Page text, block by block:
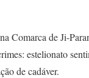
Comarca de Ji-
estelionato
de cadáver.